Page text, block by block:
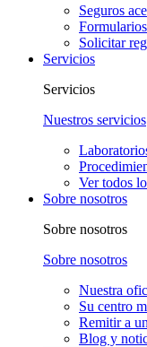
Seguros
Solicitar
Servicios
Servicios
Nuestros servicios
Ver todos
Sobre nosotros
Sobre nosotros
Sobre nosotros
Nuestra
Su centro
Remitir a
Blog y